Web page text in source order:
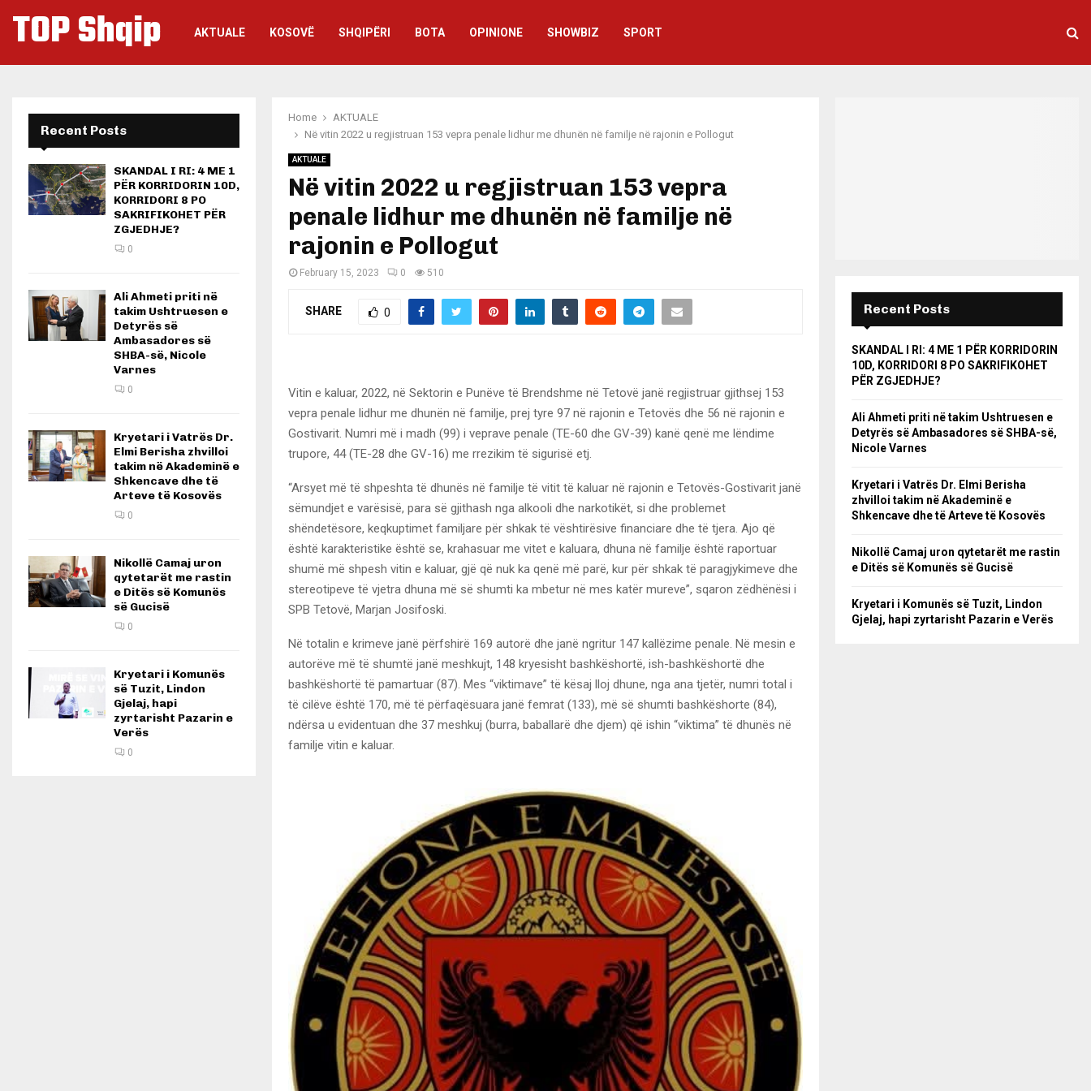
TOP Shqip AKTUALE KOSOVË SHQIPËRI BOTA OPINIONE SHOWBIZ SPORT
Home
AKTUALE
Në vitin 2022 u regjistruan 153 vepra penale lidhur me dhunën në familje në rajonin e Pollogut
AKTUALE
Në vitin 2022 u regjistruan 153 vepra
penale lidhur me dhunën në familje në
rajonin e Pollogut
February 15, 2023 0 510
SHARE 0
Vitin e kaluar, 2022, në Sektorin e Punëve të Brendshme në Tetovë janë regjistruar gjithsej 153
vepra penale lidhur me dhunën në familje, prej tyre 97 në rajonin e Tetovës dhe 56 në rajonin e
Gostivarit. Numri më i madh (99) i veprave penale (TE-60 dhe GV-39) kanë qenë me lëndime
trupore, 44 (TE-28 dhe GV-16) me rrezikim të sigurisë etj.
“Arsyet më të shpeshta të dhunës në familje të vitit të kaluar në rajonin e Tetovës-Gostivarit janë
sëmundjet e varësisë, para së gjithash nga alkooli dhe narkotikët, si dhe problemet
shëndetësore, keqkuptimet familjare për shkak të vështirësive financiare dhe të tjera. Ajo që
është karakteristike është se, krahasuar me vitet e kaluara, dhuna në familje është raportuar
shumë më shpesh vitin e kaluar, gjë që nuk ka qenë më parë, kur për shkak të paragjykimeve dhe
stereotipeve të vjetra dhuna më së shumti ka mbetur në mes katër mureve”, sqaron zëdhënësi i
SPB Tetovë, Marjan Josifoski.
Në totalin e krimeve janë përfshirë 169 autorë dhe janë ngritur 147 kallëzime penale. Në mesin e
autorëve më të shumtë janë meshkujt, 148 kryesisht bashkëshortë, ish-bashkëshortë dhe
bashkëshortë të pamartuar (87). Mes “viktimave” të kësaj lloj dhune, nga ana tjetër, numri total i
të cilëve është 170, më të përfaqësuara janë femrat (133), më së shumti bashkëshorte (84),
ndërsa u evidentuan dhe 37 meshkuj (burra, baballarë dhe djem) që ishin “viktima” të dhunës në
familje vitin e kaluar.
Recent Posts
SKANDAL I RI: 4 ME 1
PËR KORRIDORIN 10D,
KORRIDORI 8 PO
SAKRIFIKOHET PËR
ZGJEDHJE?
0
Ali Ahmeti priti në
takim Ushtruesen e
Detyrës së
Ambasadores së
SHBA-së, Nicole
Varnes
0
Kryetari i Vatrës Dr.
Elmi Berisha zhvilloi
takim në Akademinë e
Shkencave dhe të
Arteve të Kosovës
0
Nikollë Camaj uron
qytetarët me rastin
e Ditës së Komunës
së Gucisë
0
Kryetari i Komunës
së Tuzit, Lindon
Gjelaj, hapi
zyrtarisht Pazarin e
Verës
0
Recent Posts
SKANDAL I RI: 4 ME 1 PËR KORRIDORIN
10D, KORRIDORI 8 PO SAKRIFIKOHET
PËR ZGJEDHJE?
Ali Ahmeti priti në takim Ushtruesen e
Detyrës së Ambasadores së SHBA-së,
Nicole Varnes
Kryetari i Vatrës Dr. Elmi Berisha
zhvilloi takim në Akademinë e
Shkencave dhe të Arteve të Kosovës
Nikollë Camaj uron qytetarët me rastin
e Ditës së Komunës së Gucisë
Kryetari i Komunës së Tuzit, Lindon
Gjelaj, hapi zyrtarisht Pazarin e Verës